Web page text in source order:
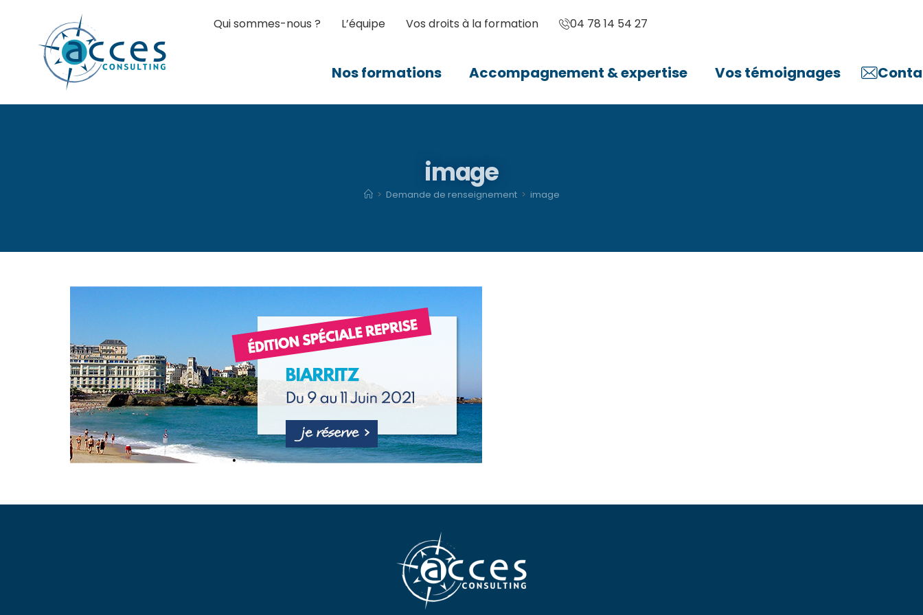
Qui sommes-nous ? L’équipe Vos droits à la formation 04 78 14 54 27
Nos formations Accompagnement & expertise Vos témoignages
image
> Demande de renseignement > image